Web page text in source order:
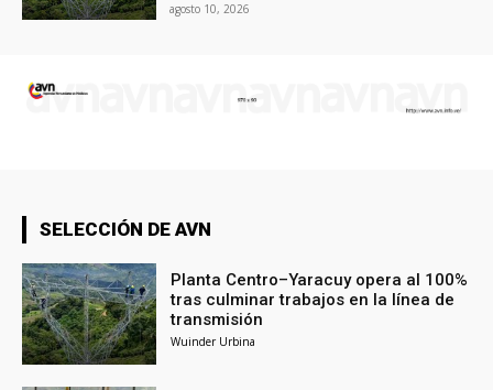
agosto 10, 2026
SELECCIÓN DE AVN
Planta Centro–Yaracuy opera al 100%
tras culminar trabajos en la línea de
transmisión
Wuinder Urbina